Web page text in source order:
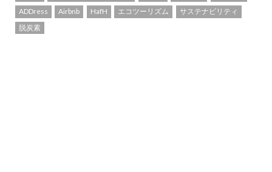
ADDress
Airbnb HafH エコツーリズム
サステナビリティ
脱炭素